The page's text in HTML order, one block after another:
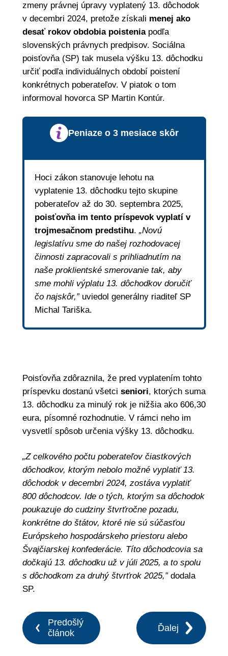
zmeny právnej úpravy vyplatený 13. dôchodok
v decembri 2024, pretože získali menej ako
desať rokov obdobia poisteniapodľa
slovenských právnych predpisov. Sociálna
poisťovňa (SP) tak musela výšku 13. dôchodku
určiť podľa individuálnych období poistení
konkrétnych poberateľov. V piatok o tom
informoval hovorca SP Martin Kontúr.
Peniaze o 3 mesiace skôr
Hoci zákon stanovuje lehotu na
vyplatenie 13. dôchodku tejto skupine
poberateľov až do 30. septembra 2025,
poisťovňa im tento príspevok vyplatí v
trojmesačnom predstihu. „Novú
legislatívu sme do našej rozhodovacej
činnosti zapracovali s prihliadnutím na
naše proklientské smerovanie tak, aby
sme mohli výplatu 13. dôchodkov doručiť
čo najskôr,”uviedol generálny riaditeľ SP
Michal Tariška.
Poisťovňa zdôraznila, že pred vyplatením tohto
príspevku dostanú všetci seniori, ktorých suma
13. dôchodku za minulý rok je nižšia ako 606,30
eura, písomné rozhodnutie. V rámci neho im
vysvetlí spôsob určenia výšky 13. dôchodku.
„Z celkového počtu poberateľov čiastkových
dôchodkov, ktorým nebolo možné vyplatiť 13.
dôchodok v decembri 2024, zostáva vyplatiť
800 dôchodcov. Ide o tých, ktorým sa dôchodok
poukazuje do cudziny štvrťročne pozadu,
konkrétne do štátov, ktoré nie sú súčasťou
Európskeho hospodárskeho priestoru alebo
Švajčiarskej konfederácie. Títo dôchodcovia sa
dočkajú 13. dôchodku už v júli 2025, a to spolu
s dôchodkom za druhý štvrťrok 2025,”dodala
SP.
Predošlý
článok
Ďalej